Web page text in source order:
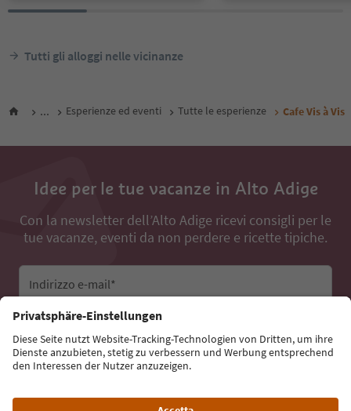
Tutti gli alloggi nelle vicinanze
... Esperienze ed eventi Tutte le esperienze Cafe Vis à Vis
Idee per le tue vacanze in Alto Adige
Con la newsletter dell’Alto Adige ricevi consigli per le
tue vacanze, eventi da non perdere e ricette tipiche.
Indirizzo e-mail*
Iscriviti alla newsletter